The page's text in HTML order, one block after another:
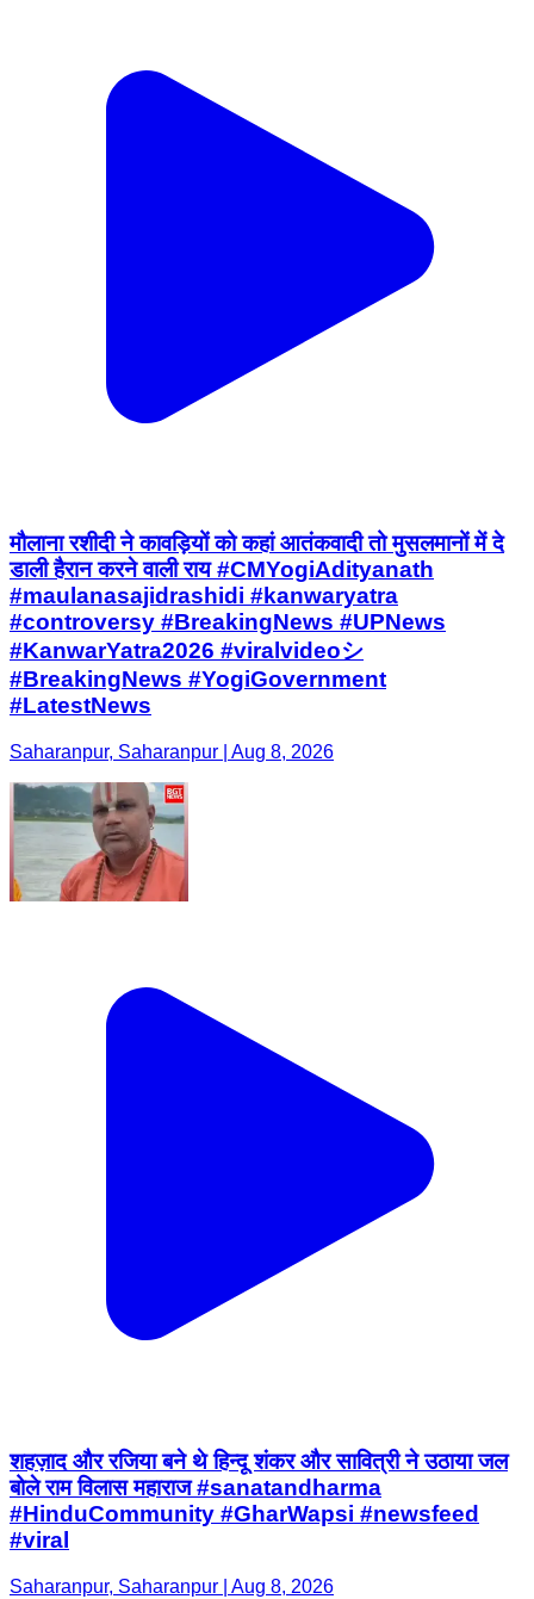
मौलाना रशीदी ने कावड़ियों को कहां आतंकवादी तो मुसलमानों में दे
डाली हैरान करने वाली राय #CMYogiAdityanath
#maulanasajidrashidi #kanwaryatra
#controversy #BreakingNews #UPNews
#KanwarYatra2026 #viralvideoシ
#BreakingNews #YogiGovernment
#LatestNews
Saharanpur, Saharanpur | Aug 8, 2026
शहज़ाद और रजिया बने थे हिन्दू शंकर और सावित्री ने उठाया जल
बोले राम विलास महाराज #sanatandharma
#HinduCommunity #GharWapsi #newsfeed
#viral
Saharanpur, Saharanpur | Aug 8, 2026